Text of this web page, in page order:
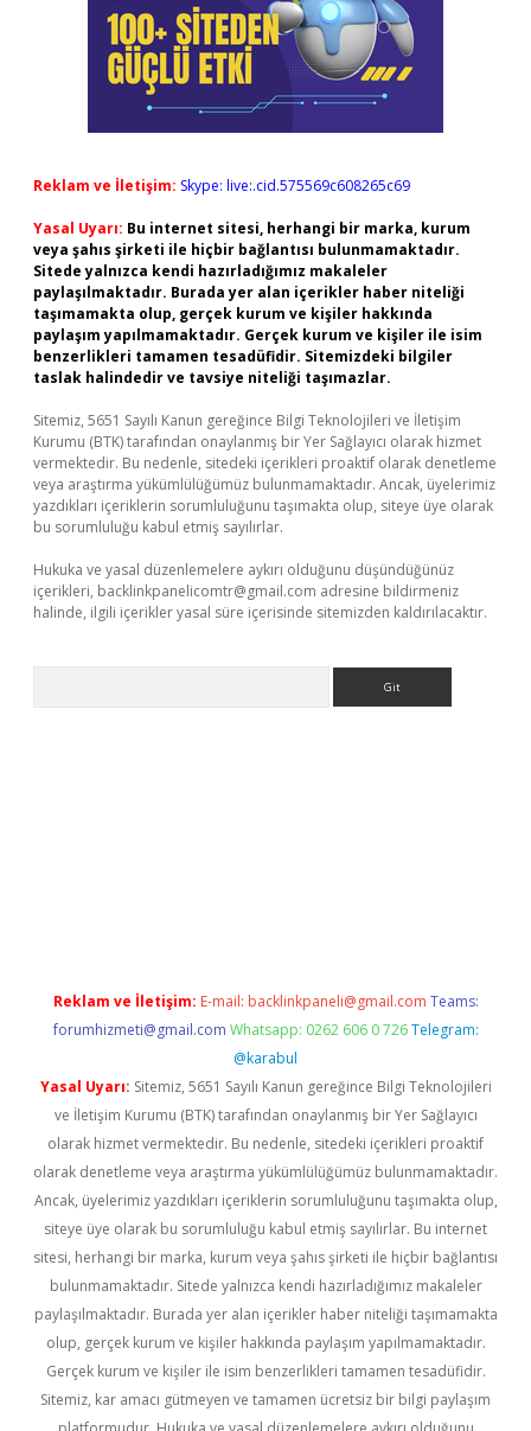
Reklam ve İletişim: Skype: live:.cid.575569c608265c69
Yasal Uyarı: Bu internet sitesi, herhangi bir marka, kurum
veya şahıs şirketi ile hiçbir bağlantısı bulunmamaktadır.
Sitede yalnızca kendi hazırladığımız makaleler
paylaşılmaktadır. Burada yer alan içerikler haber niteliği
taşımamakta olup, gerçek kurum ve kişiler hakkında
paylaşım yapılmamaktadır. Gerçek kurum ve kişiler ile isim
benzerlikleri tamamen tesadüfidir. Sitemizdeki bilgiler
taslak halindedir ve tavsiye niteliği taşımazlar.
Sitemiz, 5651 Sayılı Kanun gereğince Bilgi Teknolojileri ve İletişim
Kurumu (BTK) tarafından onaylanmış bir Yer Sağlayıcı olarak hizmet
vermektedir. Bu nedenle, sitedeki içerikleri proaktif olarak denetleme
veya araştırma yükümlülüğümüz bulunmamaktadır. Ancak, üyelerimiz
yazdıkları içeriklerin sorumluluğunu taşımakta olup, siteye üye olarak
bu sorumluluğu kabul etmiş sayılırlar.
Hukuka ve yasal düzenlemelere aykırı olduğunu düşündüğünüz
içerikleri, backlinkpanelicomtr@gmail.com adresine bildirmeniz
halinde, ilgili içerikler yasal süre içerisinde sitemizden kaldırılacaktır.
Reklam ve İletişim: E-mail: backlinkpaneli@gmail.com Teams:
forumhizmeti@gmail.com Whatsapp: 0262 606 0 726 Telegram:
@karabul
Yasal Uyarı: Sitemiz, 5651 Sayılı Kanun gereğince Bilgi Teknolojileri
ve İletişim Kurumu (BTK) tarafından onaylanmış bir Yer Sağlayıcı
olarak hizmet vermektedir. Bu nedenle, sitedeki içerikleri proaktif
olarak denetleme veya araştırma yükümlülüğümüz bulunmamaktadır.
Ancak, üyelerimiz yazdıkları içeriklerin sorumluluğunu taşımakta olup,
siteye üye olarak bu sorumluluğu kabul etmiş sayılırlar. Bu internet
sitesi, herhangi bir marka, kurum veya şahıs şirketi ile hiçbir bağlantısı
bulunmamaktadır. Sitede yalnızca kendi hazırladığımız makaleler
paylaşılmaktadır. Burada yer alan içerikler haber niteliği taşımamakta
olup, gerçek kurum ve kişiler hakkında paylaşım yapılmamaktadır.
Gerçek kurum ve kişiler ile isim benzerlikleri tamamen tesadüfidir.
Sitemiz, kar amacı gütmeyen ve tamamen ücretsiz bir bilgi paylaşım